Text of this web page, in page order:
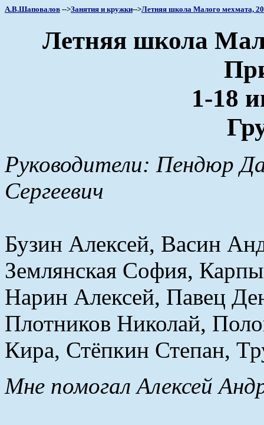
А.В.Шаповалов -->Занятия и кружки-->Летняя школа Малого мехмата,
Летняя школа
1-18
Руководители: Пендюр
Сергеевич
Бузин Алексей, Васин
Землянская София,
Нарин Алексей, Павец
Плотников Николай,
Кира, Стёпкин Степан,
Мне помогал Алексей